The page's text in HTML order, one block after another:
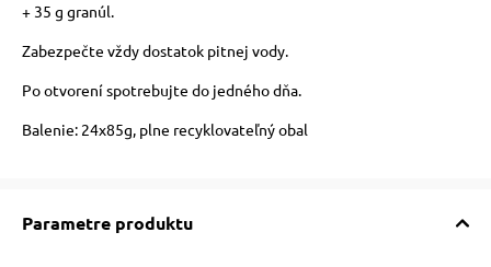
+ 35 g granúl.
Zabezpečte vždy dostatok pitnej vody.
Po otvorení spotrebujte do jedného dňa.
Balenie: 24x85g, plne recyklovateľný obal
Parametre produktu